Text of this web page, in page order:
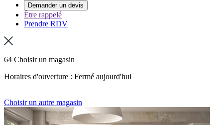
Demander un devis
Être rappelé
Prendre RDV
64 Choisir un magasin
Horaires d'ouverture : Fermé aujourd'hui
Choisir un autre magasin